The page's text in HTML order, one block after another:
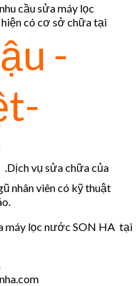
cầu sửa máy lọc
hiện có cơ sở chữa tại
-
.Dịch vụ sửa chữa của
nhân viên có kỹ thuật
máy lọc nước SON HA tại